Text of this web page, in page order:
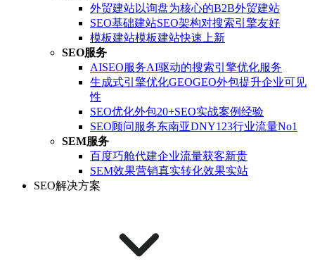
外贸建站以询盘为核心的B2B外贸建站
SEO基础建站SEO架构对搜索引擎友好
模板建站模板建站快速上新
SEO服务
AISEO服务AI驱动的搜索引擎优化服务
生成式引擎优化GEOGEO外包提升企业可见
性
SEO优化外包20+SEO实战案例经验
SEO顾问服务东南亚DNY123行业流量No1
SEM服务
百度巧舱代建企业流量获客新贵
SEM效果营销真实转化效果实站
SEO解决方案